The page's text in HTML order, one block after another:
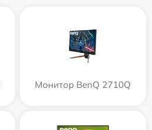
Монитор BenQ 2710Q